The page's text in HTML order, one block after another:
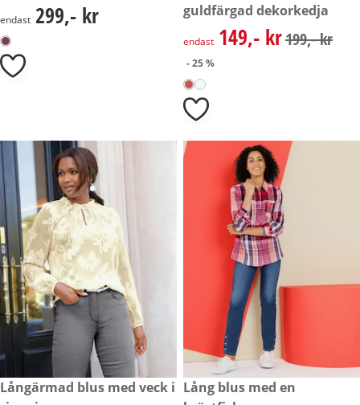
299,- kr
endast 299,- kr
guldfärgad dekorkedja
rabatterat pris: 149,- kr,
endast 149,- kr199,- kr
- 25 %
rabatterat pris: 349,- kr, tidigare pris: 499,- kr
- 30 %
Långärmad blus med veck i 349,- kr
Lång blus med en